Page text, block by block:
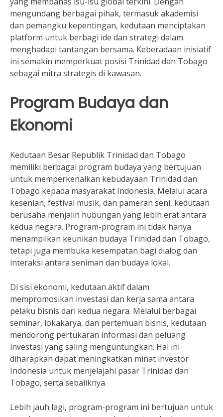
mengundang berbagai pihak, termasuk akademisi
dan pemangku kepentingan, kedutaan menciptakan
platform untuk berbagi ide dan strategi dalam
menghadapi tantangan bersama. Keberadaan inisiatif
ini semakin memperkuat posisi Trinidad dan Tobago
sebagai mitra strategis di kawasan.
Program Budaya dan
Ekonomi
Kedutaan Besar Republik Trinidad dan Tobago
memiliki berbagai program budaya yang bertujuan
untuk memperkenalkan kebudayaan Trinidad dan
Tobago kepada masyarakat Indonesia. Melalui acara
kesenian, festival musik, dan pameran seni, kedutaan
berusaha menjalin hubungan yang lebih erat antara
kedua negara. Program-program ini tidak hanya
menampilkan keunikan budaya Trinidad dan Tobago,
tetapi juga membuka kesempatan bagi dialog dan
interaksi antara seniman dan budaya lokal.
Di sisi ekonomi, kedutaan aktif dalam
mempromosikan investasi dan kerja sama antara
pelaku bisnis dari kedua negara. Melalui berbagai
seminar, lokakarya, dan pertemuan bisnis, kedutaan
mendorong pertukaran informasi dan peluang
investasi yang saling menguntungkan. Hal ini
diharapkan dapat meningkatkan minat investor
Indonesia untuk menjelajahi pasar Trinidad dan
Tobago, serta sebaliknya.
Lebih jauh lagi, program-program ini bertujuan untuk